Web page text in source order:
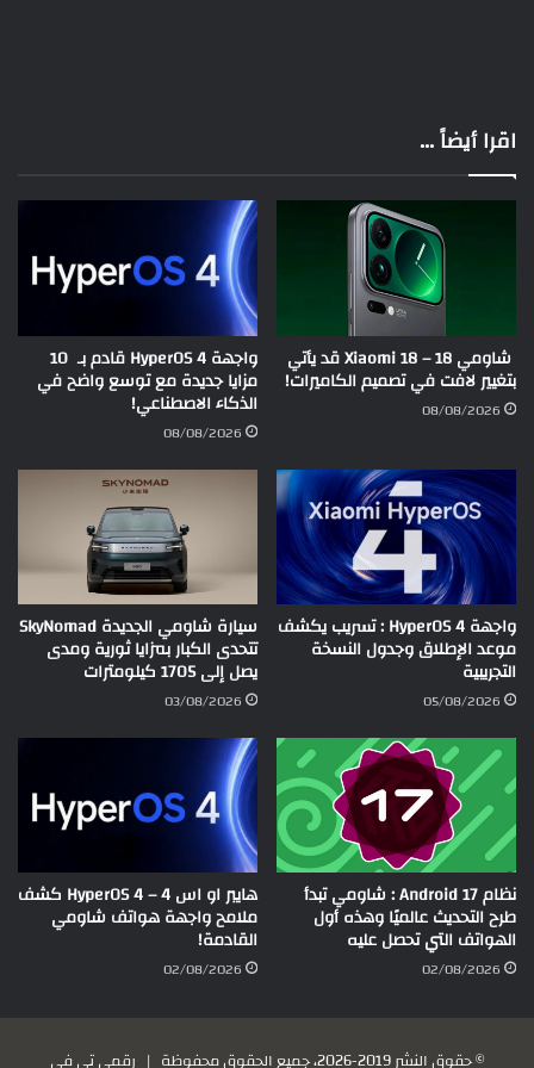
اقرا أيضاً ...
شاومي 18 – Xiaomi 18 قد يأتي
بتغيير لافت في تصميم الكاميرات!
08/08/2026
واجهة HyperOS 4 قادم بـ 10
مزايا جديدة مع توسع واضح في
الذكاء الاصطناعي!
08/08/2026
واجهة HyperOS 4 : تسريب يكشف
موعد الإطلاق وجدول النسخة
التجريبية
05/08/2026
سيارة شاومي الجديدة SkyNomad
تتحدى الكبار بمزايا ثورية ومدى
يصل إلى 1705 كيلومترات
03/08/2026
نظام Android 17 : شاومي تبدأ
طرح التحديث عالميًا وهذه أول
الهواتف التي تحصل عليه
02/08/2026
هايبر او اس 4 – HyperOS 4 كشف
ملامح واجهة هواتف شاومي
القادمة!
02/08/2026
© حقوق النشر 2019-2026، جميع الحقوق محفوظة | رقمي تي في